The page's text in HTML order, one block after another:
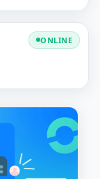
ONLINE